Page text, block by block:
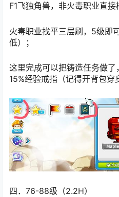
F1飞独角兽，非火毒职业直接
火毒职业找平三层刷，5级即
低）；
这里完成可以把铸造任务做
15%经验戒指（记得开背包穿
四．76-88级（2.2H）